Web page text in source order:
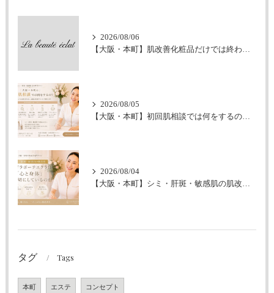
2026/08/06
【大阪・本町】肌改善化粧品だけでは終わらせません｜ラボーテエクラが伴走型の肌改善にこだわる理由
2026/08/05
【大阪・本町】初回肌相談では何をするの？｜シミ・肝斑・敏感肌改善専門サロン
2026/08/04
【大阪・本町】シミ・肝斑・敏感肌の肌改善｜なぜラボーテエクラは「心と身体」も大切にしているのか
タグ Tags
本町 エステ コンセプト